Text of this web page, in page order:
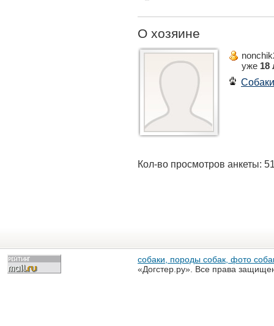
О хозяине
уже 18
Собаки
Кол-во просмотров анкеты:
собаки, породы собак, фото
«Догстер.ру». Все права